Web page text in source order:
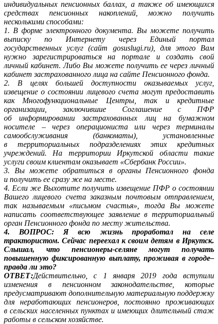
индивидуальных пенсионных баллах, а также об имеющихся
средствах пенсионных накоплений, можно получить
несколькими способами:
1. В форме электронного документа. Вы можете получить
выписку по Интернету через Единый портал
государственных услуг (сайт gosuslugi.ru), для этого Вам
нужно зарегистрироваться на портале и создать свой
личный кабинет. Либо Вы можете получить ее через личный
кабинет застрахованного лица на сайте Пенсионного фонда.
2. В целях большей доступности оказываемых услуг,
извещение о состоянии лицевого счета могут предоставить
как Многофункциональные Центры, так и кредитные
организации, заключившие Соглашение с ПФР
об информировании застрахованных лиц на бумажном
носителе – через операциониста или через терминалы
самообслуживания (банкоматы), установленные
в территориальных подразделениях этих кредитных
учреждений. На территории Иркутской области такие
услуги своим клиентам оказывает «Сбербанк России».
3. Вы можете обратиться в органы Пенсионного фонда
и получить ее сразу же на месте.
4. Если же Выхотите получить извещение ПФР о состоянии
Вашего лицевого счета заказным почтовым отправлением,
так называемым «письмом счастья», тогда Вы можете
написать соответствующее заявление в территориальный
орган Пенсионного фонда по месту жительства.
4. ВОПРОС: Я всю жизнь проработал на селе
трактористом. Сейчас переехал к своим детям в Иркутск.
Слышал, что пенсионеры-селяне могут получать
повышенную фиксированную выплату, проживая в городе–
правда ли это?
ОТВЕТ:Действительно, с 1 января 2019 года вступили
изменения в пенсионном законодательстве, которые
предусматривают дополнительную материальную поддержку
для неработающих пенсионеров, постоянно проживающих
в сельских населенных пунктах и имеющих длительный стаж
работы в сельском хозяйстве.